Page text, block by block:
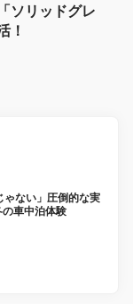
ソリッドグレ
！
ゃない」圧倒的な実
車中泊体験